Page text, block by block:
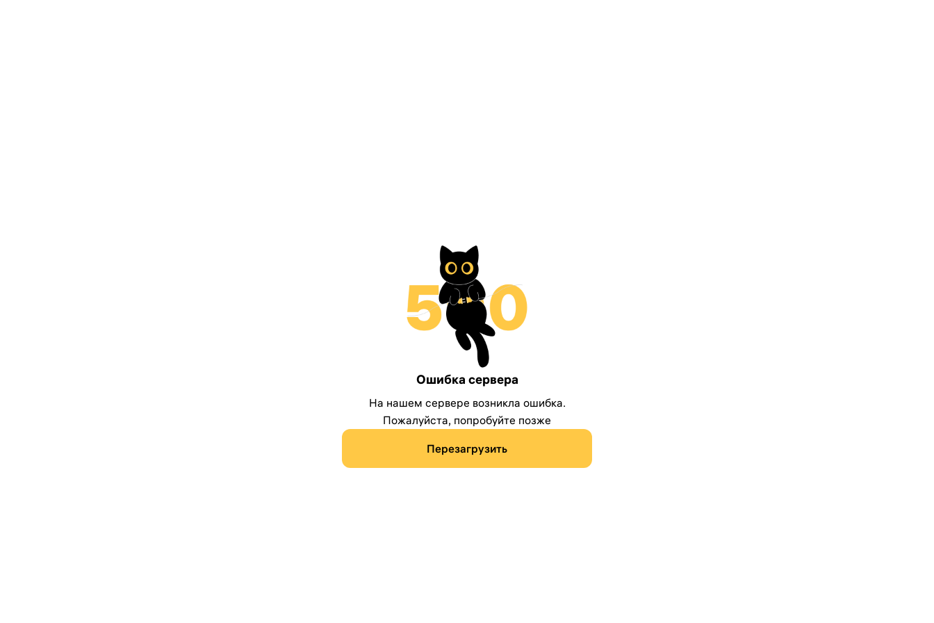
Ошибка сервера
На нашем сервере возникла ошибка.
Пожалуйста, попробуйте позже
Перезагрузить